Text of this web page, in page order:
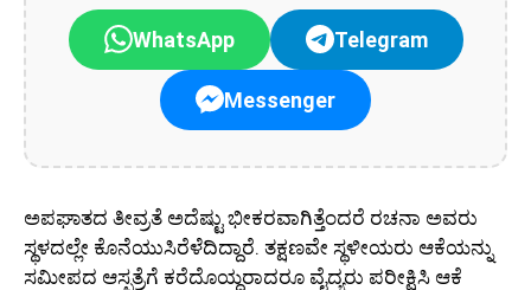
WhatsApp Telegram
Messenger
ಅಪಘಾತದ ತೀವ್ರತೆ ಅದೆಷ್ಟು ಭೀಕರವಾಗಿತ್ತೆಂದರೆ ರಚನಾ ಅವರು
ಸ್ಥಳದಲ್ಲೇ ಕೊನೆಯುಸಿರೆಳೆದಿದ್ದಾರೆ. ತಕ್ಷಣವೇ ಸ್ಥಳೀಯರು ಆಕೆಯನ್ನು
ಸಮೀಪದ ಆಸ್ಪತ್ರೆಗೆ ಕರೆದೊಯ್ದರಾದರೂ ವೈದ್ಯರು ಪರೀಕ್ಷಿಸಿ ಆಕೆ